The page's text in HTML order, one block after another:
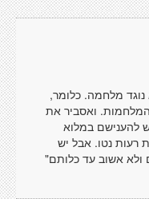
מלחמה. כלומר,
ואסביר את
להענישם במלוא
רעות נטו. אבל יש
ולא אשוב עד כלותם"